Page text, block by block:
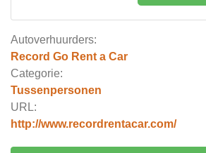
Autoverhuurders:
Record Go Rent a Car
Categorie:
Tussenpersonen
URL:
http://www.recordrentacar.com/